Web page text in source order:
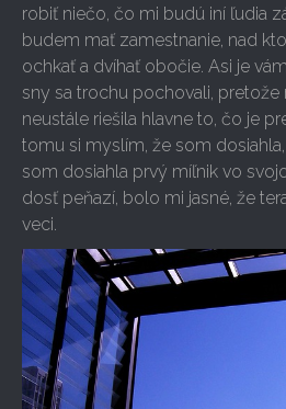
robiť niečo, čo mi budú iní ľudia
budem mať zamestnanie, nad
ochkať a dvíhať obočie. Asi je
sny sa trochu pochovali, pretože
neustále riešila hlavne to, čo je
tomu si myslím, že som
som dosiahla prvý míľnik vo
dosť peňazí, bolo mi jasné, že
veci.